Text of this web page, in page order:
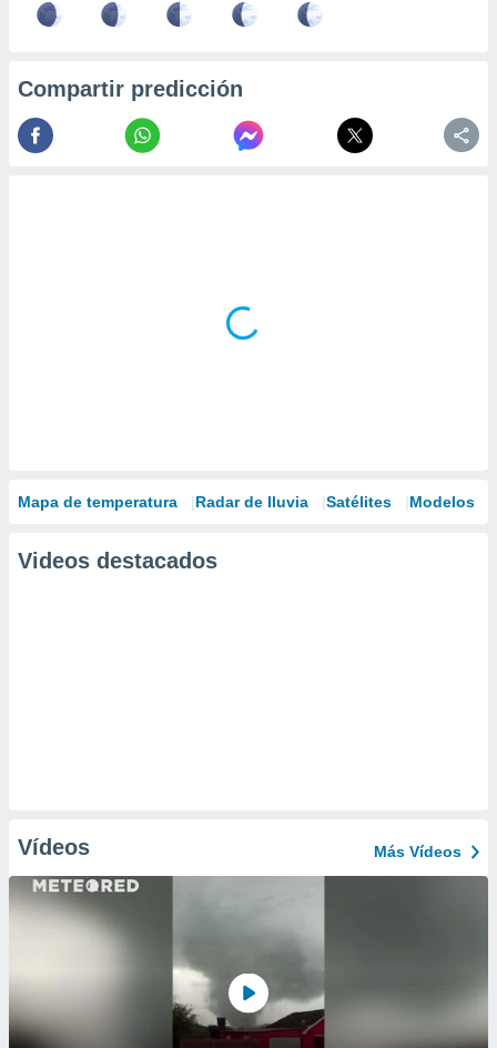
Compartir predicción
Mapa de temperatura Radar de lluvia Satélites Modelos
Videos destacados
Vídeos Más Vídeos